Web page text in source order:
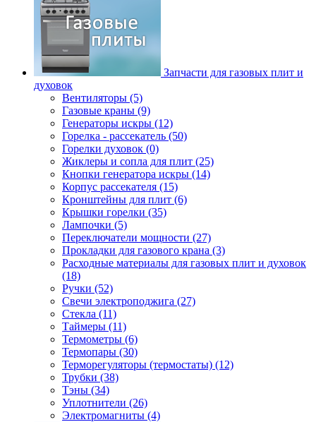
Запчасти для газовых плит и
духовок
Вентиляторы (5)
Газовые краны (9)
Генераторы искры (12)
Горелка - рассекатель (50)
Горелки духовок (0)
Жиклеры и сопла для плит (25)
Кнопки генератора искры (14)
Корпус рассекателя (15)
Кронштейны для плит (6)
Крышки горелки (35)
Лампочки (5)
Переключатели мощности (27)
Прокладки для газового крана (3)
Расходные материалы для газовых плит и духовок
(18)
Ручки (52)
Свечи электроподжига (27)
Стекла (11)
Таймеры (11)
Термометры (6)
Термопары (30)
Терморегуляторы (термостаты) (12)
Трубки (38)
Тэны (34)
Уплотнители (26)
Электромагниты (4)